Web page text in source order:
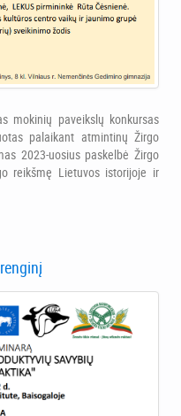
mokinių paveikslų konkursas
palaikant atmintinų Žirgo
2023-uosius paskelbė Žirgo
reikšmę Lietuvos istorijoje ir